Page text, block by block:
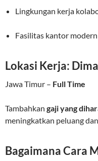
Lingkungan kerja
Fasilitas kantor
Lokasi Kerja:
Jawa Timur – Full Time
Tambahkan gaji yang
meningkatkan peluang
Bagaimana Cara